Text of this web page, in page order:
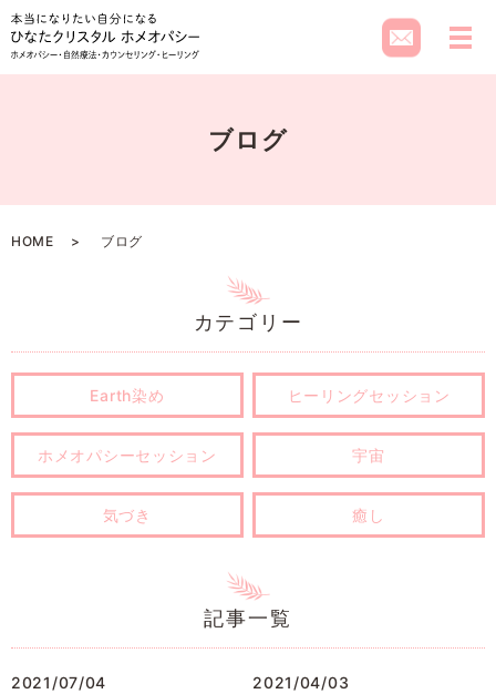
メ
ブログ
HOME ブログ
カテゴリー
Earth染め ヒーリングセッション
ホメオパシーセッション 宇宙
気づき 癒し
記事一覧
2021/07/04 2021/04/03